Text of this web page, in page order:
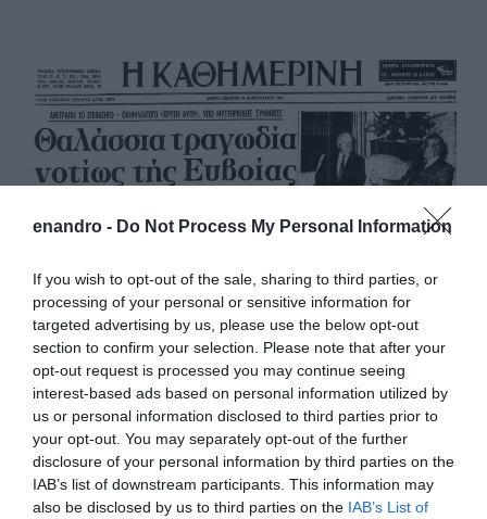
enandro - Do Not Process My Personal Information
If you wish to opt-out of the sale, sharing to third parties, or
processing of your personal or sensitive information for
targeted advertising by us, please use the below opt-out
section to confirm your selection. Please note that after your
opt-out request is processed you may continue seeing
interest-based ads based on personal information utilized by
us or personal information disclosed to third parties prior to
your opt-out. You may separately opt-out of the further
disclosure of your personal information by third parties on the
IAB’s list of downstream participants. This information may
also be disclosed by us to third parties on the IAB’s List of
Κατηγορία:ΝΑΥΤΙΚΕΣ ΙΣΤΟΡΙΕΣ
Δημοσίευση:
17/02/2016
Σχόλια: 0
Η τραγωδία του “Χρυσή